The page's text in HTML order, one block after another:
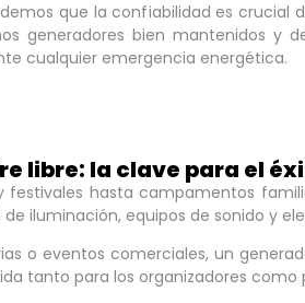
que la confiabilidad es crucial
generadores bien mantenidos y
cualquier emergencia energética.
libre: la clave para el
festivales hasta campamentos
iluminación, equipos de sonido y
o eventos comerciales, un
tanto para los organizadores como